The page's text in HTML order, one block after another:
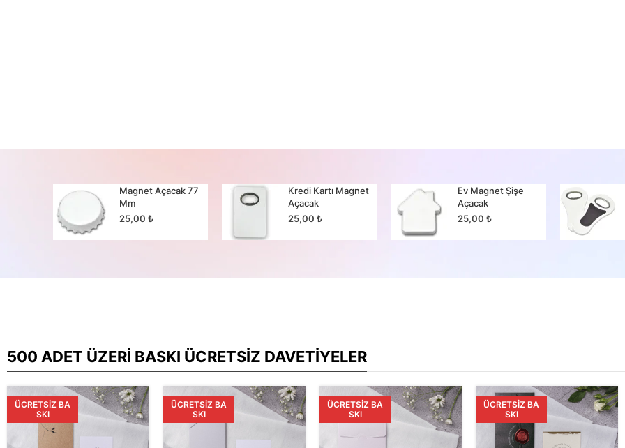
Magnet Açacak 77
Mm
25,00 ₺
Kredi Kartı Magnet
Açacak
25,00₺
Ev Magnet Şişe
Açacak
25,00 ₺
500 ADET ÜZERI BASKI ÜCRETSIZ DAVETIYELER
ÜCRETSIZ BA
SKI
ÜCRETSIZ BA
SKI
ÜCRETSIZ BA
SKI
ÜCRETSIZ BA
SKI